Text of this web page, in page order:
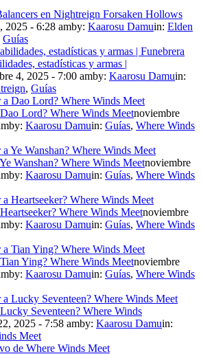
en Nightreign Forsaken Hollows
2025 - 6:28 amby: Kaarosu Damuin: Elden
Guías
estadísticas y armas |
4, 2025 - 7:00 amby: Kaarosu Damuin:
, Guías
Lord? Where Winds Meetnoviembre
by: Kaarosu Damuin: Guías, Where Winds
Wanshan? Where Winds Meetnoviembre
by: Kaarosu Damuin: Guías, Where Winds
Where Winds Meetnoviembre
by: Kaarosu Damuin: Guías, Where Winds
Ying? Where Winds Meetnoviembre
by: Kaarosu Damuin: Guías, Where Winds
Seventeen? Where Winds
2025 - 7:58 amby: Kaarosu Damuin:
Meet